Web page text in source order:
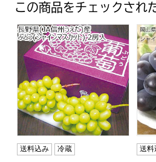
この商品をチェックされ
長野県(JA信州うえだ)産 ぶど
送料込み 冷蔵
岡
送料